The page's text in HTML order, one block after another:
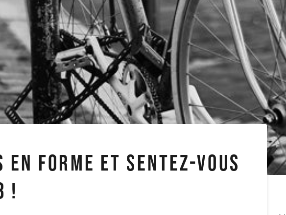
EN FORME ET SENTEZ-VOUS
!